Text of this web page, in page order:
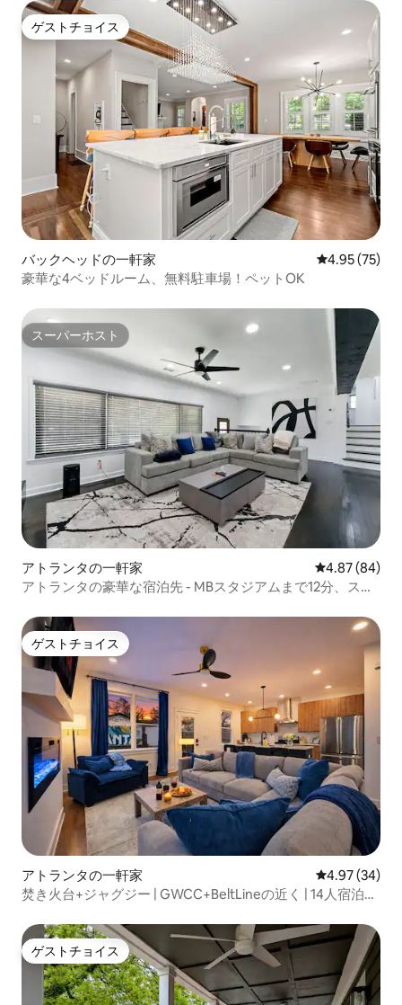
ゲストチョイス
ゲストチョイス
バックヘッドの一軒家 レビュー75
4.95 (75)
豪華な4ベッドルーム、無料駐車場！ペットOK
スーパーホスト
スーパーホスト
アトランタの一軒家 レビュー84
4.87 (84)
アトランタの豪華な宿泊先 - MBスタジアムまで12分、スプ
ゲストチョイス
ゲストチョイス
アトランタの一軒家 レビュー34
4.97 (34)
焚き火台+ジャグジー | GWCC+BeltLineの近く | 14人宿泊可
ゲストチョイス
ゲストチョイス